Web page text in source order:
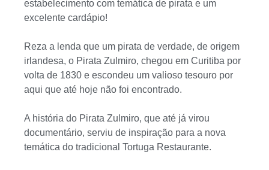
estabelecimento com temática de pirata e um
excelente cardápio!
Reza a lenda que um pirata de verdade, de origem
irlandesa, o Pirata Zulmiro, chegou em Curitiba por
volta de 1830 e escondeu um valioso tesouro por
aqui que até hoje não foi encontrado.
A história do Pirata Zulmiro, que até já virou
documentário, serviu de inspiração para a nova
temática do tradicional Tortuga Restaurante.